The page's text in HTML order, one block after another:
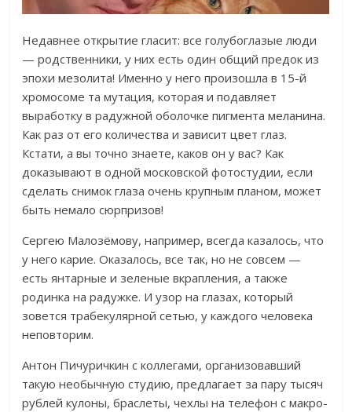
Недавнее открытие гласит: все голубоглазые люди
— родственники, у них есть один общий предок из
эпохи мезолита! Именно у него произошла в 15-й
хромосоме та мутация, которая и подавляет
выработку в радужной оболочке пигмента меланина.
Как раз от его количества и зависит цвет глаз.
Кстати, а вы точно знаете, каков он у вас? Как
доказывают в одной московской фотостудии, если
сделать снимок глаза очень крупным планом, может
быть немало сюрпризов!
Сергею Малозёмову, например, всегда казалось, что
у него карие. Оказалось, все так, но не совсем —
есть янтарные и зеленые вкрапления, а также
родинка на радужке. И узор на глазах, который
зовется трабекулярной сетью, у каждого человека
неповторим.
Антон Пичуричкин с коллегами, организовавший
такую необычную студию, предлагает за пару тысяч
рублей кулоны, браслеты, чехлы на телефон с макро-